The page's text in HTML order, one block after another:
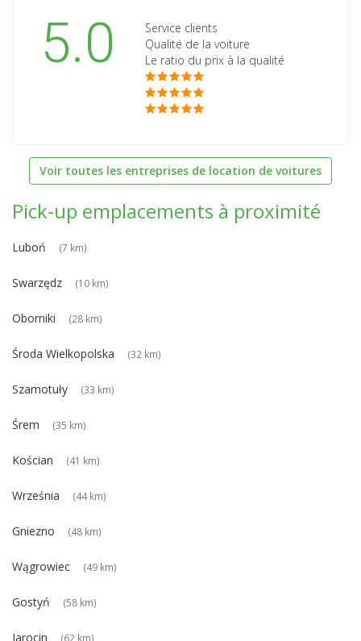
5.0
Service clients
Qualité de la voiture
Le ratio du prix à la qualité
Voir toutes les entreprises de location de voitures
Pick-up emplacements à proximité
Luboń (7 km)
Swarzędz (10 km)
Oborniki (28 km)
Środa Wielkopolska (32 km)
Szamotuły (33 km)
Śrem (35 km)
Kościan (41 km)
Września (44 km)
Gniezno (48 km)
Wągrowiec (49 km)
Gostyń (58 km)
Jarocin (62 km)